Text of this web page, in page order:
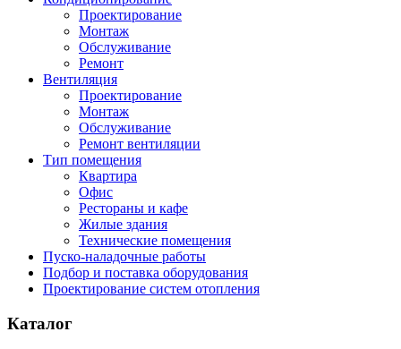
Проектирование
Монтаж
Обслуживание
Ремонт
Вентиляция
Проектирование
Монтаж
Обслуживание
Ремонт вентиляции
Тип помещения
Квартира
Офис
Рестораны и кафе
Жилые здания
Технические помещения
Пуско-наладочные работы
Подбор и поставка оборудования
Проектирование систем отопления
Каталог